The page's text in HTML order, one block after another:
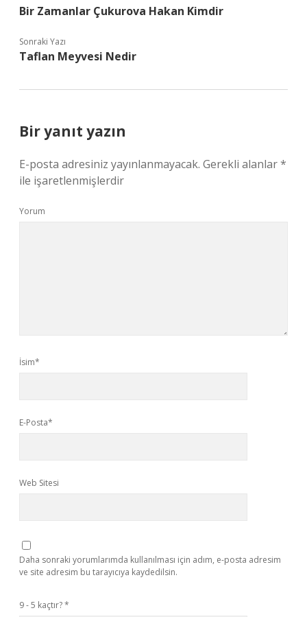
Bir Zamanlar Çukurova Hakan Kimdir
Sonraki Yazı
Taflan Meyvesi Nedir
Bir yanıt yazın
E-posta adresiniz yayınlanmayacak. Gerekli alanlar*
ile işaretlenmişlerdir
Yorum
İsim*
E-Posta*
Web Sitesi
Daha sonraki yorumlarımda kullanılması için adım, e-posta adresim
ve site adresim bu tarayıcıya kaydedilsin.
9 - 5 kaçtır?*